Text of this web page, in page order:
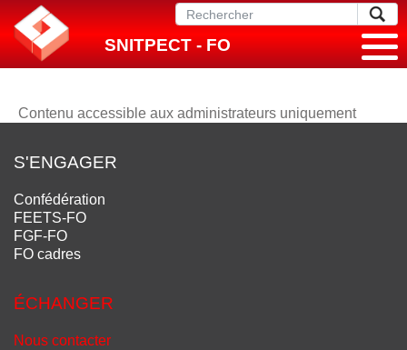
SNITPECT - FO
Contenu accessible aux administrateurs uniquement
S'ENGAGER
Confédération
FEETS-FO
FGF-FO
FO cadres
ÉCHANGER
Nous contacter